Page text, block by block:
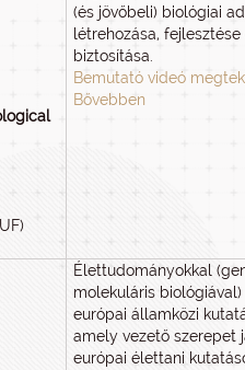
(és jövőbeli) biológiai
létrehozása,
biztosítása.
Bemutató videó
Bővebben
Élettudományokkal
molekuláris
európai államközi
amely vezető szerepet
európai élettani